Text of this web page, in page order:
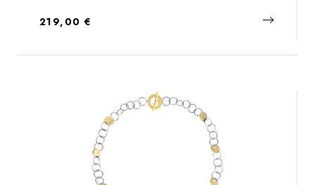
Regulärer Preis:
219,00 €